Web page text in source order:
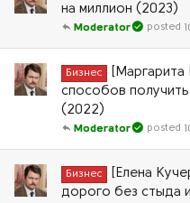
на миллион (2023)
Moderator
Бизнес
[Маргарита
способов
(2022)
Moderator
Бизнес
[Елена
дорого без стыда